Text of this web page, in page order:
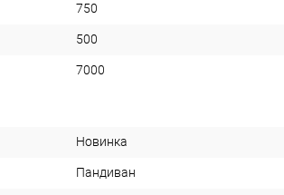
750
500
7000
Новинка
Пандиван